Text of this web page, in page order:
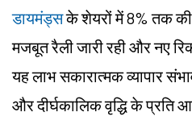
डायमंड्सके शेयरों में 8% तक की
मजबूत रैली जारी रही और नए
यह लाभ सकारात्मक व्यापार
और दीर्घकालिक वृद्धि के प्रति